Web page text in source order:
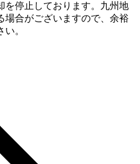
を停止しております。九州地
場合がございますので、余裕
。